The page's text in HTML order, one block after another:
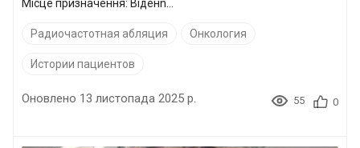
Місце призначення: Віденn...
Радиочастотная абляция Онкология
Истории пациентов
Оновлено 13 листопада 2025 р. 55 0